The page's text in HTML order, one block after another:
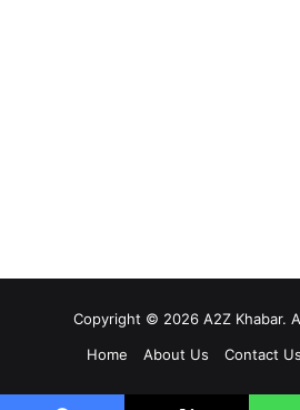
Copyright © 2026 A2Z Khabar.
Home
About Us Contact Us